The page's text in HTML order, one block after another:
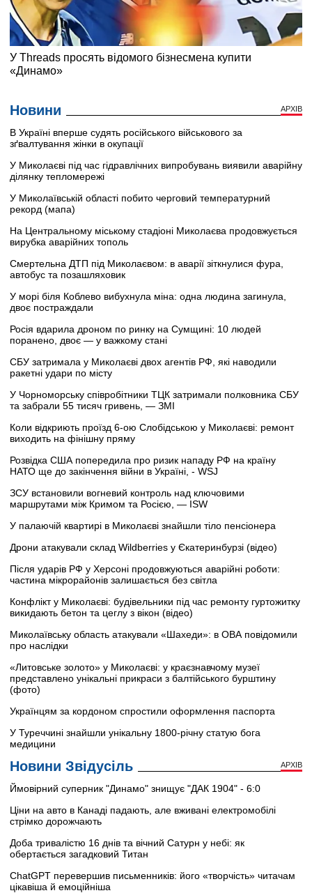
Новини АРХІВ
В Україні вперше судять російського військового за
зґвалтування жінки в окупації
У Миколаєві під час гідравлічних випробувань виявили аварійну
ділянку тепломережі
У Миколаївській області побито черговий температурний
рекорд (мапа)
На Центральному міському стадіоні Миколаєва продовжується
вирубка аварійних тополь
Смертельна ДТП під Миколаєвом: в аварії зіткнулися фура,
автобус та позашляховик
У морі біля Коблево вибухнула міна: одна людина загинула,
двоє постраждали
Росія вдарила дроном по ринку на Сумщині: 10 людей
поранено, двоє — у важкому стані
СБУ затримала у Миколаєві двох агентів РФ, які наводили
ракетні удари по місту
У Чорноморську співробітники ТЦК затримали полковника СБУ
та забрали 55 тисяч гривень, — ЗМІ
Коли відкриють проїзд 6-ою Слобідською у Миколаєві: ремонт
виходить на фінішну пряму
Розвідка США попередила про ризик нападу РФ на країну
НАТО ще до закінчення війни в Україні, - WSJ
ЗСУ встановили вогневий контроль над ключовими
маршрутами між Кримом та Росією, — ISW
У палаючій квартирі в Миколаєві знайшли тіло пенсіонера
Дрони атакували склад Wildberries у Єкатеринбурзі (відео)
Після ударів РФ у Херсоні продовжуються аварійні роботи:
частина мікрорайонів залишається без світла
Конфлікт у Миколаєві: будівельники під час ремонту гуртожитку
викидають бетон та цеглу з вікон (відео)
Миколаївську область атакували «Шахеди»: в ОВА повідомили
про наслідки
«Литовське золото» у Миколаєві: у краєзнавчому музеї
представлено унікальні прикраси з балтійського бурштину
(фото)
Українцям за кордоном спростили оформлення паспорта
У Туреччині знайшли унікальну 1800-річну статую бога
медицини
Новини Звідусіль АРХІВ
Ймовірний суперник "Динамо" знищує "ДАК 1904" - 6:0
Ціни на авто в Канаді падають, але вживані електромобілі
стрімко дорожчають
Доба тривалістю 16 днів та вічний Сатурн у небі: як
обертається загадковий Титан
ChatGPT перевершив письменників: його «творчість» читачам
цікавіша й емоційніша